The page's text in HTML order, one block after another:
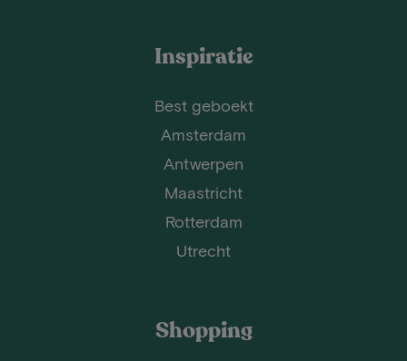
Inspiratie
Best geboekt
Amsterdam
Antwerpen
Maastricht
Rotterdam
Utrecht
Shopping